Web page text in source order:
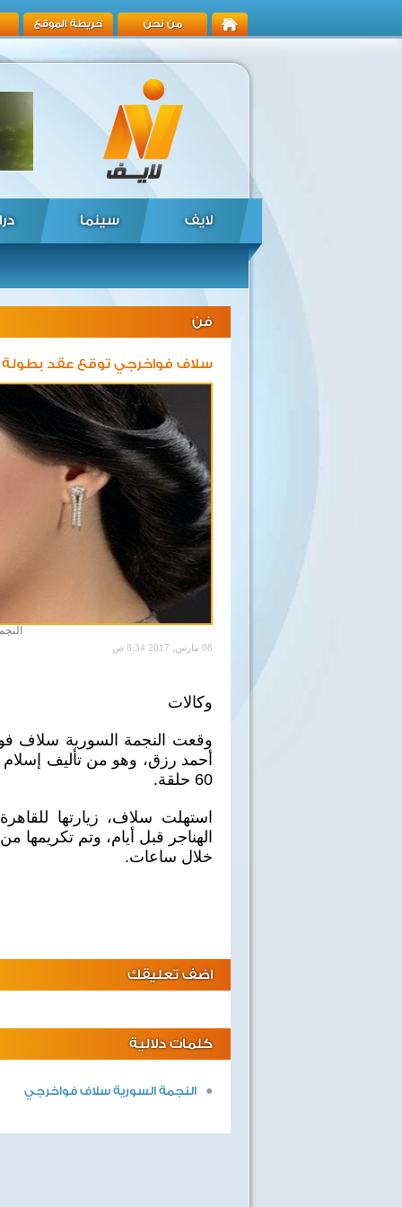
من نحن خريطة الموقع
لايف سينما
فن
سلاف فواخرجي توقع عقد
08 مارس, 2017 8:34 ص
وكالات
وقعت النجمة السورية سلاف
أحمد رزق، وهو من تأليف
60 حلقة.
الهناجر قبل أيام، وتم
خلال ساعات.
اضف تعليقك
كلمات دلالية
النجمة السورية سلاف فواخرجي